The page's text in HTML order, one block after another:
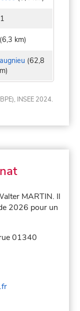
1
km)
(62,8
INSEE 2024.
MARTIN. Il
2026 pour un
01340